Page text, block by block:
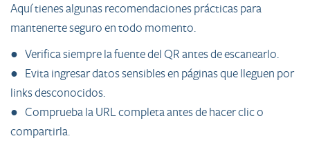
Aquí tienes algunas recomendaciones prácticas para
mantenerte seguro en todo momento.
● Verifica siempre la fuente del QR antes de escanearlo.
● Evita ingresar datos sensibles en páginas que lleguen por
links desconocidos.
● Comprueba la URL completa antes de hacer clic o
compartirla.